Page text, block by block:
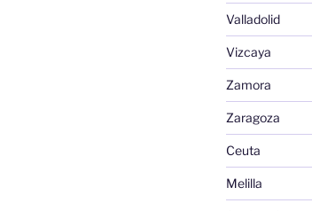
Valladolid
Vizcaya
Zamora
Zaragoza
Ceuta
Melilla